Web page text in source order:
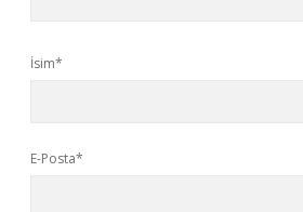
İsim*
E-Posta*